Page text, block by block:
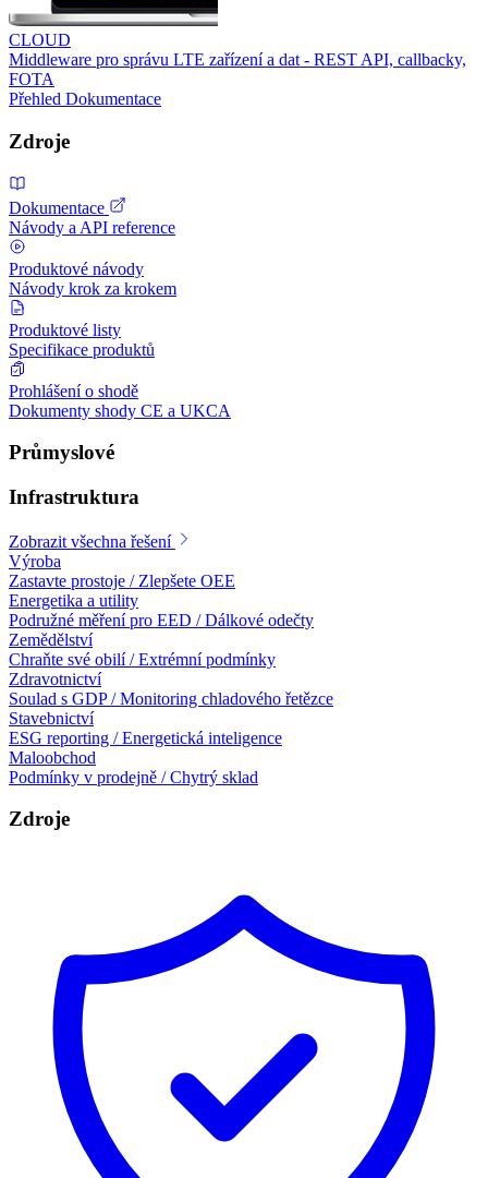
CLOUD
Middleware pro správu LTE zařízení a dat - REST API, callbacky,
FOTA
Přehled Dokumentace
Zdroje
Dokumentace
Návody a API reference
Produktové návody
Návody krok za krokem
Produktové listy
Specifikace produktů
Prohlášení o shodě
Dokumenty shody CE a UKCA
Průmyslové
Infrastruktura
Zobrazit všechna řešení
Výroba
Zastavte prostoje / Zlepšete OEE
Energetika a utility
Podružné měření pro EED / Dálkové odečty
Zemědělství
Chraňte své obilí / Extrémní podmínky
Zdravotnictví
Soulad s GDP / Monitoring chladového řetězce
Stavebnictví
ESG reporting / Energetická inteligence
Maloobchod
Podmínky v prodejně / Chytrý sklad
Zdroje